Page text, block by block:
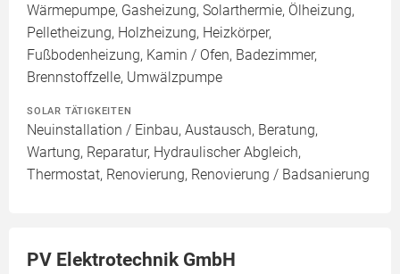
Wärmepumpe, Gasheizung, Solarthermie, Ölheizung,
Pelletheizung, Holzheizung, Heizkörper,
Fußbodenheizung, Kamin / Ofen, Badezimmer,
Brennstoffzelle, Umwälzpumpe
SOLAR TÄTIGKEITEN
Neuinstallation / Einbau, Austausch, Beratung,
Wartung, Reparatur, Hydraulischer Abgleich,
Thermostat, Renovierung, Renovierung / Badsanierung
PV Elektrotechnik GmbH